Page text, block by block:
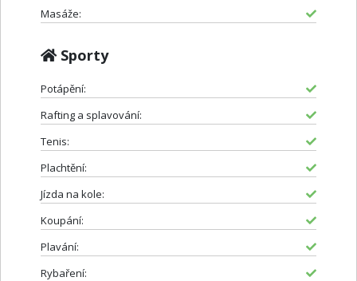
Masáže:
Sporty
Potápění:
Rafting a splavování:
Tenis:
Plachtění:
Jízda na kole:
Koupání:
Plavání:
Rybaření: